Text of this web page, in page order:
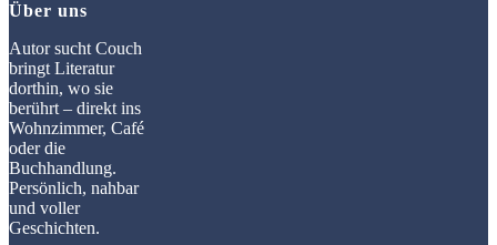
Über uns
Autor sucht Couch
bringt Literatur
dorthin, wo sie
berührt – direkt ins
Wohnzimmer, Café
oder die
Buchhandlung.
Persönlich, nahbar
und voller
Geschichten.